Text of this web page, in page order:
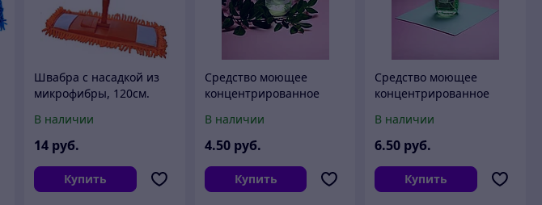
Швабра с насадкой из
микрофибры, 120см.
В наличии
14 руб.
Купить
Средство моющее
концентрированное
стекол и зеркал) "Прайм
Блик" 0,5л.
В наличии
4.50 руб.
Купить
Средство моющее
концентрированное
стекол и зеркал) "Прайм
Блик" 1л.
В наличии
6.50 руб.
Купить